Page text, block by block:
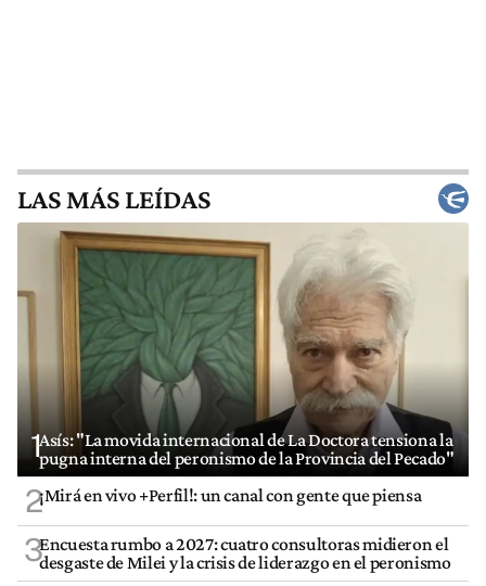
LAS MÁS LEÍDAS
1Asís: "La movida internacional de La Doctora tensiona la
pugna interna del peronismo de la Provincia del Pecado"
2¡Mirá en vivo +Perfil!: un canal con gente que piensa
3Encuesta rumbo a 2027: cuatro consultoras midieron el
desgaste de Milei y la crisis de liderazgo en el peronismo